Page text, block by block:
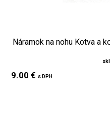
Náramok na nohu Kotva a
9.00 € s DPH